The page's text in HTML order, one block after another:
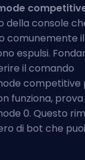
della console
comunemente
espulsi.
il comando
competitive
funziona, prova
0. Questo
di bot che